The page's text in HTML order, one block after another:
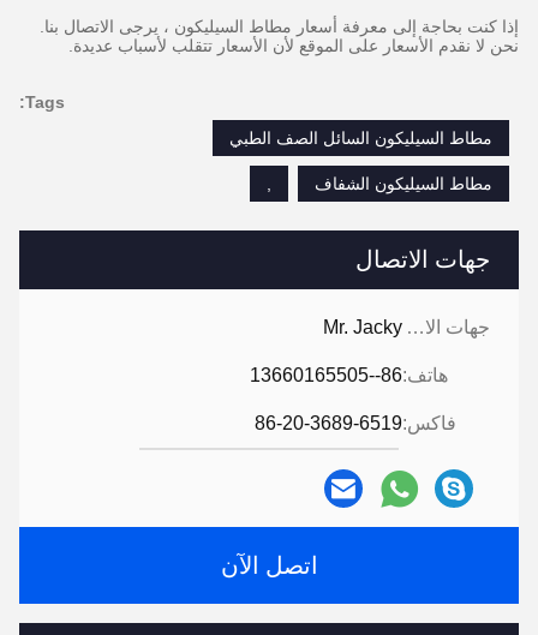
جهات الاتصال
جهات الاتصال: Mr. Jacky
هاتف:86--13660165505
فاكس:86-20-3689-6519
اتصل الآن
إذا كنت بحاجة إلى معرفة أسعار مطاط السيليكون ، يرجى الاتصال بنا.
نحن لا نقدم الأسعار على الموقع لأن الأسعار تتقلب لأسباب عديدة.
Tags:
مطاط السيليكون السائل الصف الطبي
مطاط السيليكون الشفاف